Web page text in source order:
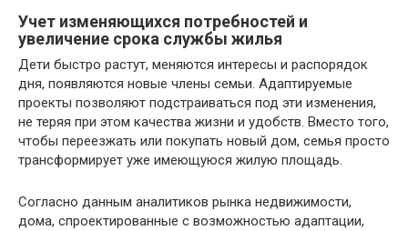
Учет изменяющихся потребностей и
увеличение срока службы жилья
Дети быстро растут, меняются интересы и распорядок
дня, появляются новые члены семьи. Адаптируемые
проекты позволяют подстраиваться под эти изменения,
не теряя при этом качества жизни и удобств. Вместо того,
чтобы переезжать или покупать новый дом, семья просто
трансформирует уже имеющуюся жилую площадь.
Согласно данным аналитиков рынка недвижимости,
дома, спроектированные с возможностью адаптации,